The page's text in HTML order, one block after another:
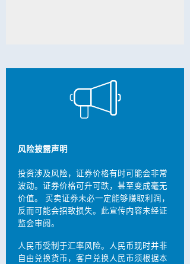
风险披露声明
投资涉及风险，证券价格有时可能会非常
波动。证券价格可升可跌，甚至变成毫无
价值。 买卖证券未必一定能够赚取利润，
反而可能会招致损失。此宣传内容未经证
监会审阅。
人民币受制于汇率风险。人民币现时并非
自由兑换货币，客户兑换人民币须根据本